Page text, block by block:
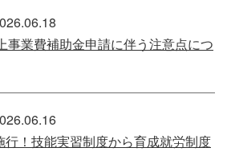
事業費補助金申請に伴う注意点につ
行！技能実習制度から育成就労制度